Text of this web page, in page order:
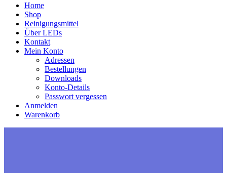
Home
Shop
Reinigungsmittel
Über LEDs
Kontakt
Mein Konto
Adressen
Bestellungen
Downloads
Konto-Details
Passwort vergessen
Anmelden
Warenkorb